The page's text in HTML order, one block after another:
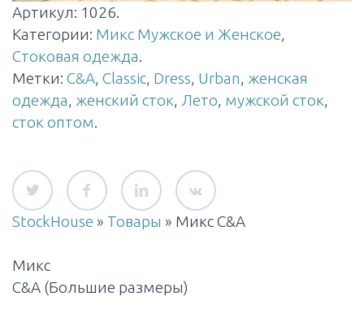
Артикул: 1026.
Категории: Микс Мужское и Женское,
Стоковая одежда.
Метки: C&A, Classic, Dress, Urban, женская
одежда, женский сток, Лето, мужской сток,
сток оптом.
StockHouse » Товары » Микс C&A
Микс
C&A (Большие размеры)